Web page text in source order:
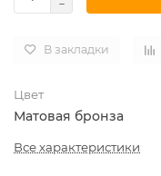
В закладки
Цвет
Матовая бронза
Все характеристики